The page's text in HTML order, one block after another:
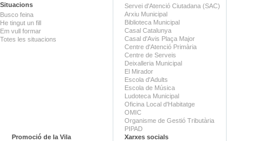
Situacions
Busco feina
He tingut un fill
Em vull formar
Totes les situacions
Servei d'Atenció Ciutadana (SAC)
Arxiu Municipal
Biblioteca Municipal
Casal Catalunya
Casal d'Avis Plaça Major
Centre d'Atenció Primària
Centre de Serveis
Deixalleria Municipal
El Mirador
Escola d'Adults
Escola de Música
Ludoteca Municipal
Oficina Local d'Habitatge
OMIC
Organisme de Gestió Tributària
PIPAD
Promoció de la Vila
Xarxes socials